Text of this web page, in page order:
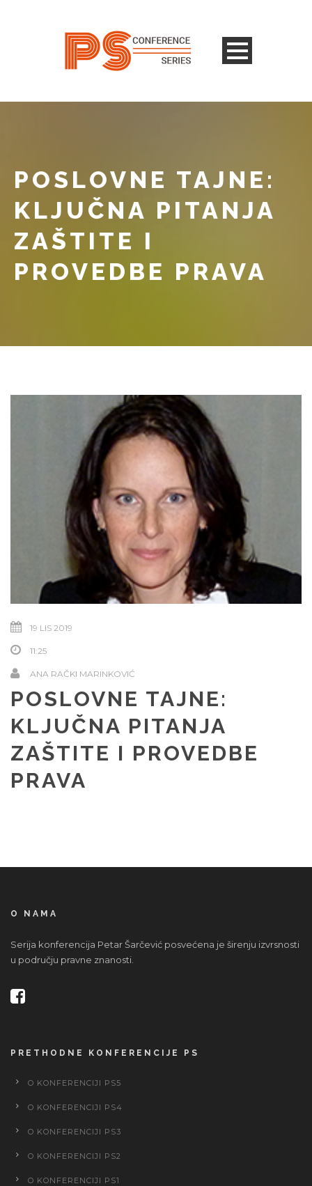
POSLOVNE TAJNE:
KLJUČNA PITANJA
ZAŠTITE I
PROVEDBE PRAVA
19 LIS 2019
11:25
ANA RAČKI MARINKOVIĆ
POSLOVNE TAJNE:
KLJUČNA PITANJA
ZAŠTITE I PROVEDBE
PRAVA
O NAMA
Serija konferencija Petar Šarčević posvećena je širenju izvrsnosti
u području pravne znanosti.
PRETHODNE KONFERENCIJE PS
O KONFERENCIJI PS5
O KONFERENCIJI PS4
O KONFERENCIJI PS3
O KONFERENCIJI PS2
O KONFERENCIJI PS1